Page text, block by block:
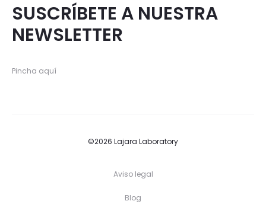
SUSCRÍBETE A NUESTRA
NEWSLETTER
Pincha aquí
©2026 Lajara Laboratory
Aviso legal
Blog